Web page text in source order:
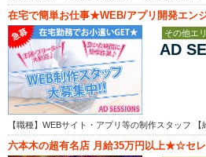
在宅で簡単お仕事★WEB/アプリ開発エン
その他エ
AD
【職種】WEBサイト・アプリ等の制作スタッフ
六本木の超有名店 月給35万円以上★☆セ